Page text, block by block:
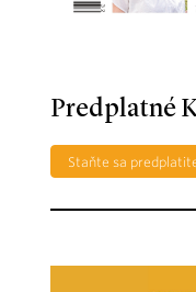
Predplatné
Staňte sa